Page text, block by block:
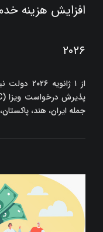
افزایش هزینه
۲۰۲۶
از ۱
جمله ایران، هند،